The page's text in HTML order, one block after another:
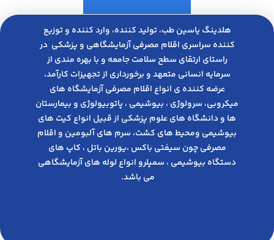
هلدینگ یاسین طب، تولید کننده، وارد کننده و توزیع
کننده سراسری اقلام مصرفی آزمایشگاهی و پزشکی در
راﺳﺘﺎی ارﺗﻘﺎی ﺳﻄﺢ ﺳﻼﻣﺖ ﺟﺎﻣﻌﻪ و ﺑﺎ ﺑﻬﺮه ﻣﻨﺪی از
ﺳﺮﻣﺎﯾﻪ انسانی متعهد و ﺑﺮﺧﻮرداری از ﺗﺠﻬﯿﺰات ﮐﺎرآﻣﺪ،
عرضه کننده ی انواع اﻗﻼم مصرفی آزﻣﺎﯾﺸﮕﺎه های
میکروبی، ﺳﺮوﻟﻮژی ، ﺑﯿﻮﺷﯿﻤﯽ ، پاتوبیولوژی و بیمارستان
ها و دانشگاه های علوم پزشکی از قبیل انواع کیت های
بیوشیمی ومحیط های کشت، سرم های آلبومین و اقلام
مصرفی چون سیفتی باکس ،یورین باتل ، کاپ های
دستگاه بیوشیمی ، سمپلرو انواع لوله های آزمایشگاهی
می باشد.